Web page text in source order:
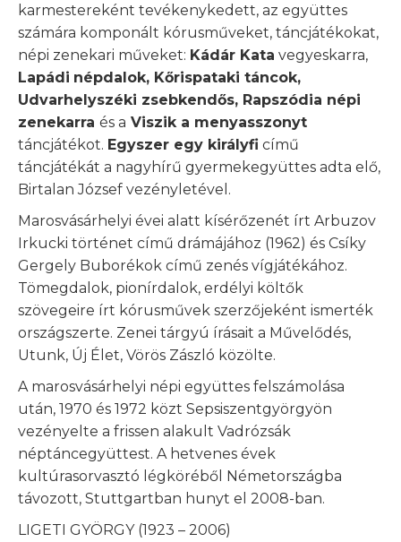
karmestereként tevékenykedett, az együttes
számára komponált kórusműveket, táncjátékokat,
népi zenekari műveket: Kádár Kata vegyeskarra,
Lapádi népdalok, Kőrispataki táncok,
Udvarhelyszéki zsebkendős, Rapszódia népi
zenekarra és a Viszik a menyasszonyt
táncjátékot. Egyszer egy királyfi című
táncjátékát a nagyhírű gyermekegyüttes adta elő,
Birtalan József vezényletével.
Marosvásárhelyi évei alatt kísérőzenét írt Arbuzov
Irkucki történet című drámájához (1962) és Csíky
Gergely Buborékok című zenés vígjátékához.
Tömegdalok, pionírdalok, erdélyi költők
szövegeire írt kórusművek szerzőjeként ismerték
országszerte. Zenei tárgyú írásait a Művelődés,
Utunk, Új Élet, Vörös Zászló közölte.
A marosvásárhelyi népi együttes felszámolása
után, 1970 és 1972 közt Sepsiszentgyörgyön
vezényelte a frissen alakult Vadrózsák
néptáncegyüttest. A hetvenes évek
kultúrasorvasztó légköréből Németországba
távozott, Stuttgartban hunyt el 2008-ban.
LIGETI GYÖRGY (1923 – 2006)